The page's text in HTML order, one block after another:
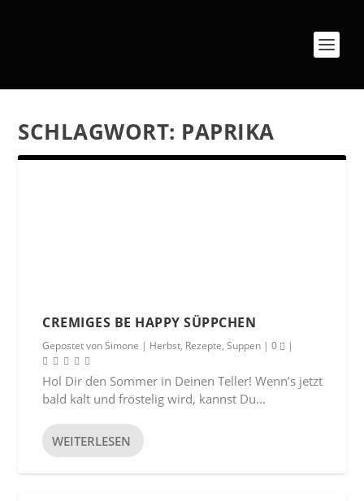
SCHLAGWORT: PAPRIKA
CREMIGES BE HAPPY SÜPPCHEN
Gepostet vonSimone | Herbst, Rezepte,Suppen |0 |
Hol Dir den Sommer in Deinen Teller! Wenn’s jetzt
bald kalt und fröstelig wird, kannst Du...
WEITERLESEN